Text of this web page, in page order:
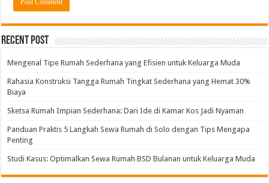
Alternative:
Recent Post
Mengenal Tipe Rumah Sederhana yang Efisien untuk Keluarga Muda
Rahasia Konstruksi Tangga Rumah Tingkat Sederhana yang Hemat 30%
Biaya
Sketsa Rumah Impian Sederhana: Dari Ide di Kamar Kos Jadi Nyaman
Panduan Praktis 5 Langkah Sewa Rumah di Solo dengan Tips Mengapa
Penting
Studi Kasus: Optimalkan Sewa Rumah BSD Bulanan untuk Keluarga Muda